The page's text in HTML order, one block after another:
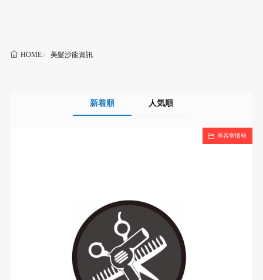
HOME 美髮沙龍資訊
新着順 人気順
美容室情報